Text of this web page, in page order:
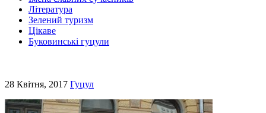
Література
Зелений туризм
Цікаве
Буковинські гуцули
28 Квітня, 2017 Гуцул